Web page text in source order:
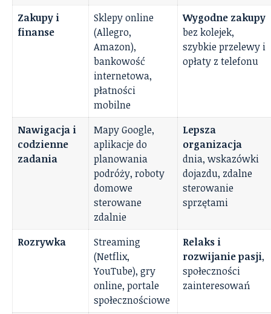
Zakupy i
finanse
Sklepy online
(Allegro,
Amazon),
bankowość
internetowa,
płatności
mobilne
Wygodne zakupy
bez kolejek,
szybkie przelewy i
opłaty z telefonu
Nawigacja i
codzienne
zadania
Mapy Google,
aplikacje do
planowania
podróży, roboty
domowe
sterowane
zdalnie
Lepsza
organizacja
dnia, wskazówki
dojazdu, zdalne
sterowanie
sprzętami
Rozrywka
Streaming
(Netflix,
YouTube), gry
online, portale
społecznościowe
Relaks i
rozwijanie pasji,
społeczności
zainteresowań